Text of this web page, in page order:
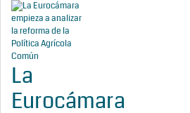
La
Eurocámara